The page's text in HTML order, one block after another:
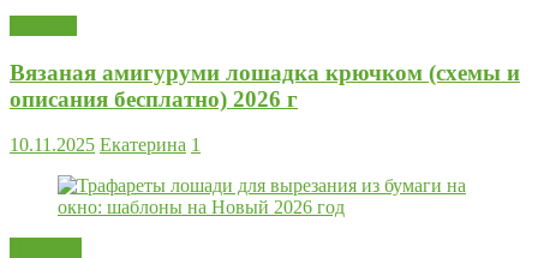
Вязаная амигуруми лошадка крючком (схемы и
описания бесплатно) 2026 г
10.11.2025 Екатерина 1